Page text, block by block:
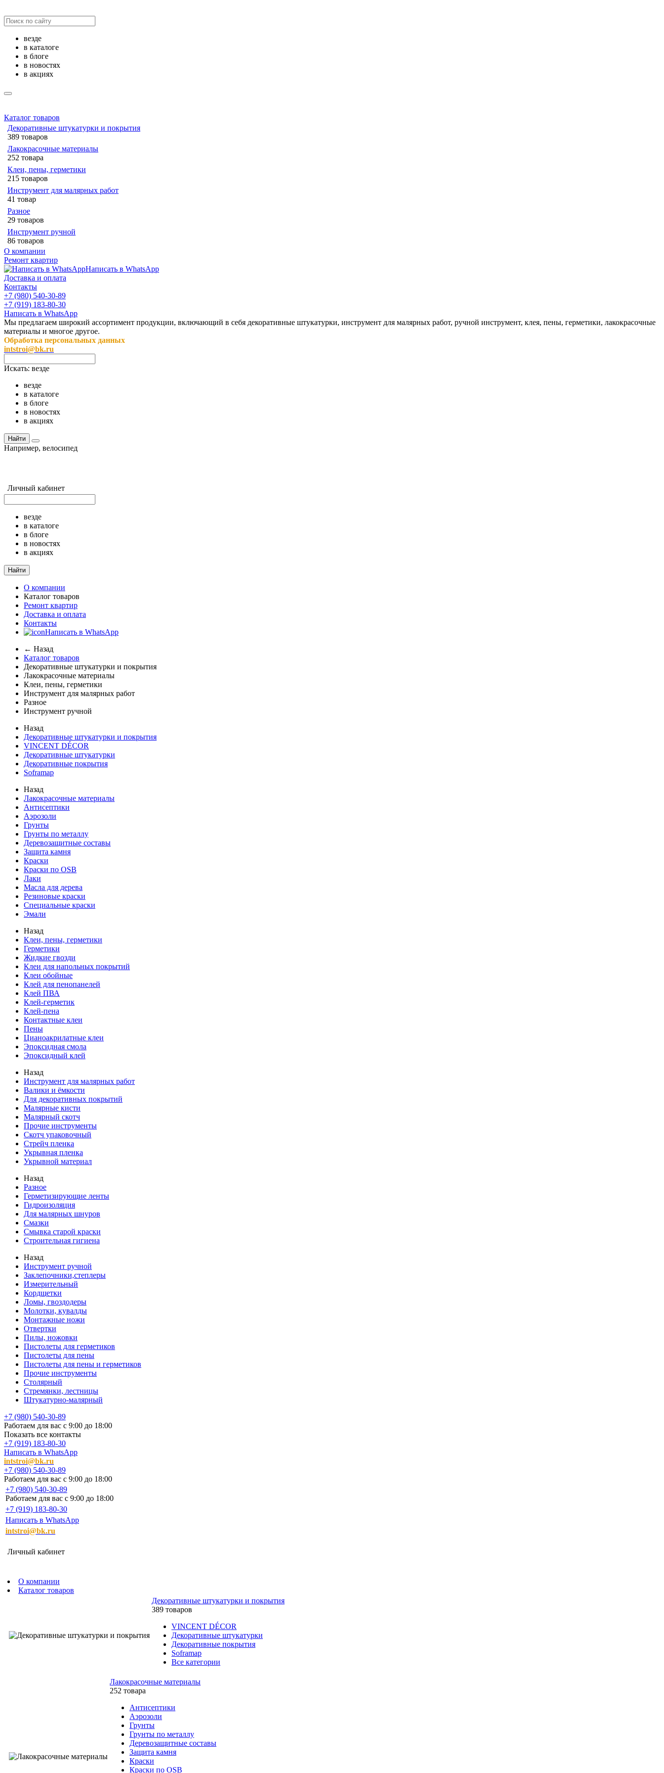
везде
в каталоге
в блоге
в новостях
в акциях
Каталог товаров
Декоративные штукатурки и покрытия
389 товаров
Лакокрасочные материалы
252 товара
Клеи, пены, герметики
215 товаров
Инструмент для малярных работ
41 товар
Разное
29 товаров
Инструмент ручной
86 товаров
О компании
Ремонт квартир
Написать в WhatsApp
Доставка и оплата
Контакты
+7 (980) 540-30-89
+7 (919) 183-80-30
Написать в WhatsApp
Мы предлагаем широкий ассортимент продукции, включающий в себя декоративные штукатурки, инструмент для малярных работ, ручной инструмент, клея, пены, герметики, лакокрасочные
материалы и многое другое.
Обработка персональных данных
intstroi@bk.ru
Искать: везде
везде
в каталоге
в блоге
в новостях
в акциях
Найти
Например, велосипед
Личный кабинет
везде
в каталоге
в блоге
в новостях
в акциях
Найти
О компании
Каталог товаров
Ремонт квартир
Доставка и оплата
Контакты
Написать в WhatsApp
← Назад
Каталог товаров
Декоративные штукатурки и покрытия
Лакокрасочные материалы
Клеи, пены, герметики
Инструмент для малярных работ
Разное
Инструмент ручной
Назад
Декоративные штукатурки и покрытия
VINCENT DÉCOR
Декоративные штукатурки
Декоративные покрытия
Soframap
Назад
Лакокрасочные материалы
Антисептики
Аэрозоли
Грунты
Грунты по металлу
Деревозащитные составы
Защита камня
Краски
Краски по OSB
Лаки
Масла для дерева
Резиновые краски
Специальные краски
Эмали
Назад
Клеи, пены, герметики
Герметики
Жидкие гвозди
Клеи для напольных покрытий
Клеи обойные
Клей для пенопанелей
Клей ПВА
Клей-герметик
Клей-пена
Контактные клеи
Пены
Цианоакрилатные клеи
Эпоксидная смола
Эпоксидный клей
Назад
Инструмент для малярных работ
Валики и ёмкости
Для декоративных покрытий
Малярные кисти
Малярный скотч
Прочие инструменты
Скотч упаковочный
Стрейч пленка
Укрывная пленка
Укрывной материал
Назад
Разное
Герметизирующие ленты
Гидроизоляция
Для малярных шнуров
Смазки
Смывка старой краски
Строительная гигиена
Назад
Инструмент ручной
Заклепочники,степлеры
Измерительный
Кордщетки
Ломы, гвоздодеры
Молотки, кувалды
Монтажные ножи
Отвертки
Пилы, ножовки
Пистолеты для герметиков
Пистолеты для пены
Пистолеты для пены и герметиков
Прочие инструменты
Столярный
Стремянки, лестницы
Штукатурно-малярный
+7 (980) 540-30-89
Работаем для вас с 9:00 до 18:00
Показать все контакты
+7 (919) 183-80-30
Написать в WhatsApp
intstroi@bk.ru
+7 (980) 540-30-89
Работаем для вас с 9:00 до 18:00
+7 (980) 540-30-89
Работаем для вас с 9:00 до 18:00
+7 (919) 183-80-30
Написать в WhatsApp
intstroi@bk.ru
Личный кабинет
О компании
Каталог товаров
Декоративные штукатурки и покрытия
389 товаров
VINCENT DÉCOR
Декоративные штукатурки
Декоративные покрытия
Soframap
Все категории
Лакокрасочные материалы
252 товара
Антисептики
Аэрозоли
Грунты
Грунты по металлу
Деревозащитные составы
Защита камня
Краски
Краски по OSB